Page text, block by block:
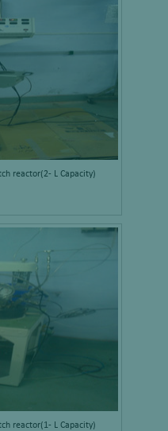
reactor(2- L Capacity)
reactor(1- L Capacity)